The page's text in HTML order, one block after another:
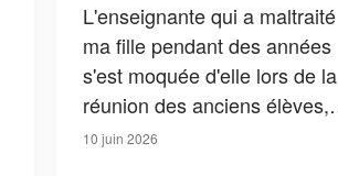
L'enseignante qui a maltraité
ma fille pendant des années
s'est moquée d'elle lors de la
réunion des anciens élèves,
vingt ans après la fin de leurs
10 juin 2026